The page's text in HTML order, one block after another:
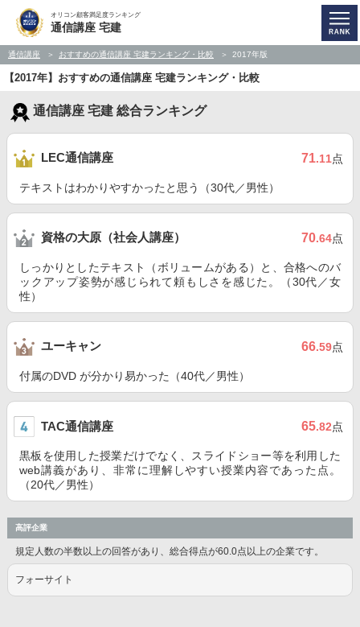
オリコン顧客満足度ランキング
通信講座 宅建
通信講座 おすすめの通信講座 宅建ランキング・比較 2017年版
【2017年】おすすめの通信講座 宅建ランキング・比較
通信講座 宅建 総合ランキング
LEC通信講座 71.11点
テキストはわかりやすかったと思う（30代／男性）
資格の大原（社会人講座） 70.64点
しっかりとしたテキスト（ボリュームがある）と、合格へのバ
ックアップ姿勢が感じられて頼もしさを感じた。（30代／女
性）
ユーキャン 66.59点
付属のDVD が分かり易かった（40代／男性）
TAC通信講座 65.82点
黒板を使用した授業だけでなく、スライドショー等を利用した
web講義があり、非常に理解しやすい授業内容であった点。
（20代／男性）
高評企業
規定人数の半数以上の回答があり、総合得点が60.0点以上の企業です。
フォーサイト